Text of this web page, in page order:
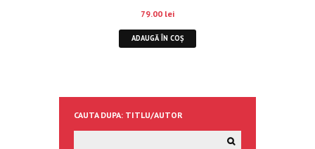
79.00 lei
ADAUGĂ ÎN COȘ
CAUTA DUPA: TITLU/AUTOR